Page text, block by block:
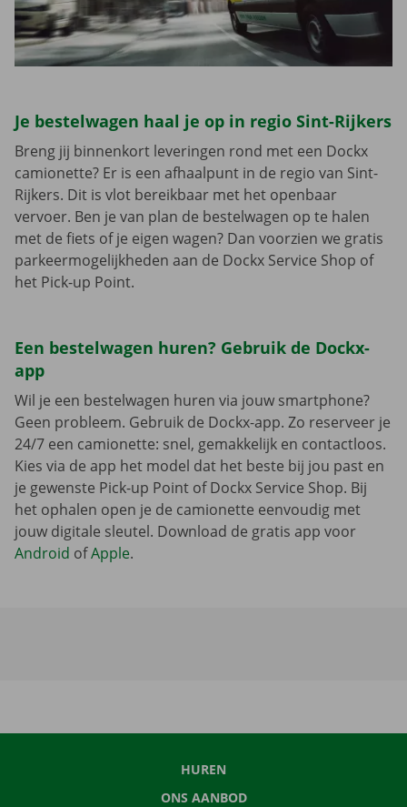
Je bestelwagen haal je op in regio Sint-Rijkers
Breng jij binnenkort leveringen rond met een Dockx
camionette? Er is een afhaalpunt in de regio van Sint-
Rijkers. Dit is vlot bereikbaar met het openbaar
vervoer. Ben je van plan de bestelwagen op te halen
met de fiets of je eigen wagen? Dan voorzien we gratis
parkeermogelijkheden aan de Dockx Service Shop of
het Pick-up Point.
Een bestelwagen huren? Gebruik de Dockx-
app
Wil je een bestelwagen huren via jouw smartphone?
Geen probleem. Gebruik de Dockx-app. Zo reserveer je
24/7 een camionette: snel, gemakkelijk en contactloos.
Kies via de app het model dat het beste bij jou past en
je gewenste Pick-up Point of Dockx Service Shop. Bij
het ophalen open je de camionette eenvoudig met
jouw digitale sleutel. Download de gratis app voor
Android ofApple.
HUREN
ONS AANBOD